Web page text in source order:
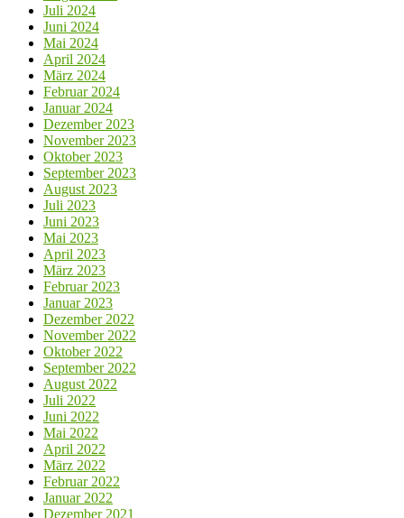
Juli 2024
Juni 2024
Mai 2024
April 2024
März 2024
Februar 2024
Januar 2024
Dezember 2023
November 2023
Oktober 2023
September 2023
August 2023
Juli 2023
Juni 2023
Mai 2023
April 2023
März 2023
Februar 2023
Januar 2023
Dezember 2022
November 2022
Oktober 2022
September 2022
August 2022
Juli 2022
Juni 2022
Mai 2022
April 2022
März 2022
Februar 2022
Januar 2022
Dezember 2021